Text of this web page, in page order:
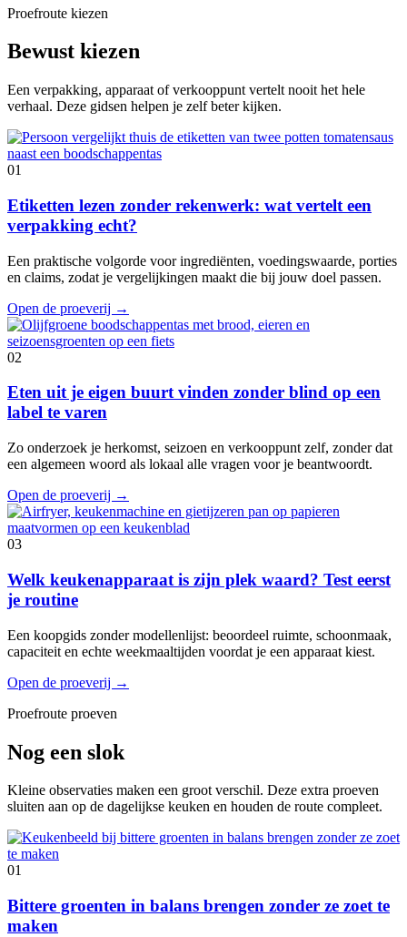
Proefroute kiezen
Bewust kiezen
Een verpakking, apparaat of verkooppunt vertelt nooit het hele
verhaal. Deze gidsen helpen je zelf beter kijken.
01
Etiketten lezen zonder rekenwerk: wat vertelt een
verpakking echt?
Een praktische volgorde voor ingrediënten, voedingswaarde, porties
en claims, zodat je vergelijkingen maakt die bij jouw doel passen.
Open de proeverij →
02
Eten uit je eigen buurt vinden zonder blind op een
label te varen
Zo onderzoek je herkomst, seizoen en verkooppunt zelf, zonder dat
een algemeen woord als lokaal alle vragen voor je beantwoordt.
Open de proeverij →
03
Welk keukenapparaat is zijn plek waard? Test eerst
je routine
Een koopgids zonder modellenlijst: beoordeel ruimte, schoonmaak,
capaciteit en echte weekmaaltijden voordat je een apparaat kiest.
Open de proeverij →
Proefroute proeven
Nog een slok
Kleine observaties maken een groot verschil. Deze extra proeven
sluiten aan op de dagelijkse keuken en houden de route compleet.
01
Bittere groenten in balans brengen zonder ze zoet te
maken